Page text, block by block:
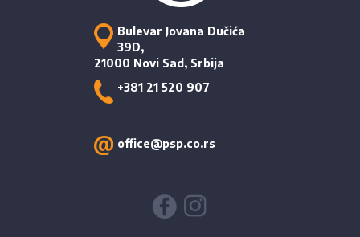
Bulevar Jovana Dučića
39D,
21000 Novi Sad, Srbija
+381 21 520 907
office@psp.co.rs